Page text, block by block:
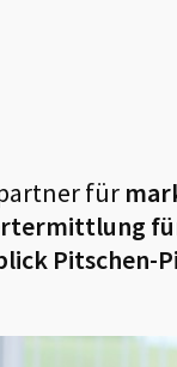
für
Pitschen-